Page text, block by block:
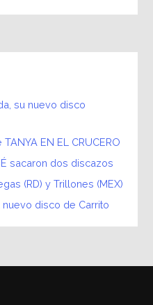
su nuevo disco
EN EL CRUCERO
sacaron dos discazos
(RD) y Trillones (MEX)
disco de Carrito